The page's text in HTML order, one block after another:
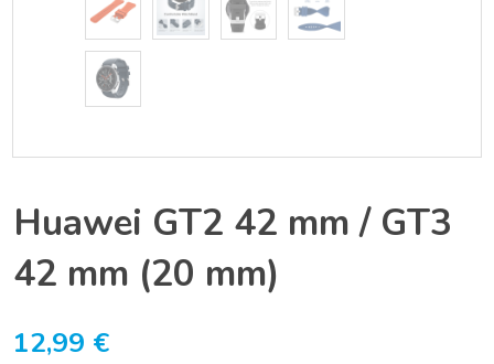
Huawei GT2 42 mm / GT3
42 mm (20 mm)
12,99 €